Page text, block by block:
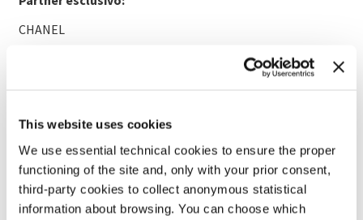
This website uses cookies
We use essential technical cookies to ensure the proper
functioning of the site and, only with your prior consent,
third-party cookies to collect anonymous statistical
information about browsing. You can choose which
CHANEL
France), Festival International de Film de Genève,
(Switzerland), VR Days (the Netherlands), Cannes XR
(France), Kaleidoscope (USA), Centre Phi (Canada) l’intero
team di CHANEL
Nota: